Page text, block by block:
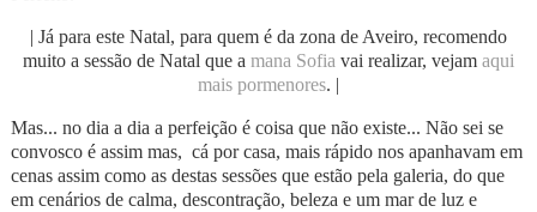
| Já para este Natal, para quem é da zona de Aveiro, recomendo
muito a sessão de Natal que a mana Sofiavai realizar, vejam aqui
mais pormenores. |
Mas... no dia a dia a perfeição é coisa que não existe... Não sei se
convosco é assim mas, cá por casa, mais rápido nos apanhavam em
cenas assim como as destas sessões que estão pela galeria, do que
em cenários de calma, descontração, beleza e um mar de luz e